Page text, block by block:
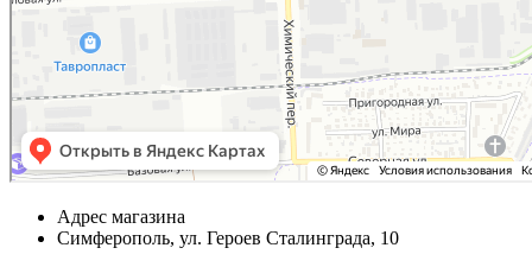
Адрес магазина
Симферополь, ул. Героев Сталинграда, 10